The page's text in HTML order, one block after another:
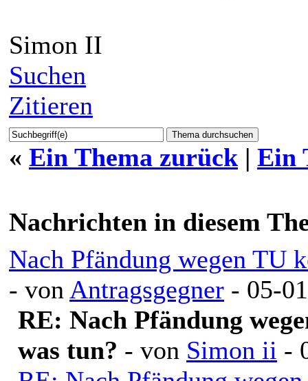
Simon II
Suchen
Zitieren
« Ein Thema zurück | Ein
Nachrichten in diesem
Nach Pfändung wegen TU
- von Antragsgegner - 05-
RE: Nach Pfändung
was tun? - von Simon ii -